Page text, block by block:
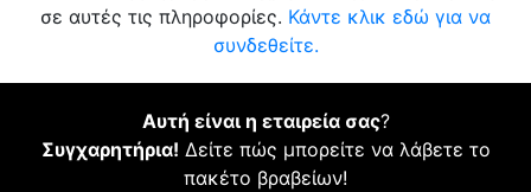
σε αυτές τις πληροφορίες. Κάντε κλικ εδώ για να
συνδεθείτε.
Αυτή είναι η εταιρεία σας?
Συγχαρητήρια! Δείτε πώς μπορείτε να λάβετε το
πακέτο βραβείων!